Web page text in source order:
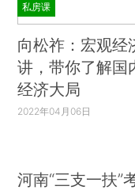
私房课
向松祚：宏观经
讲，带你了解国
经济大局
2022年04月06日
河南“三支一扶”